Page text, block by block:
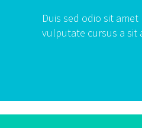
Duis sed odio sit amet
vulputate cursus a sit